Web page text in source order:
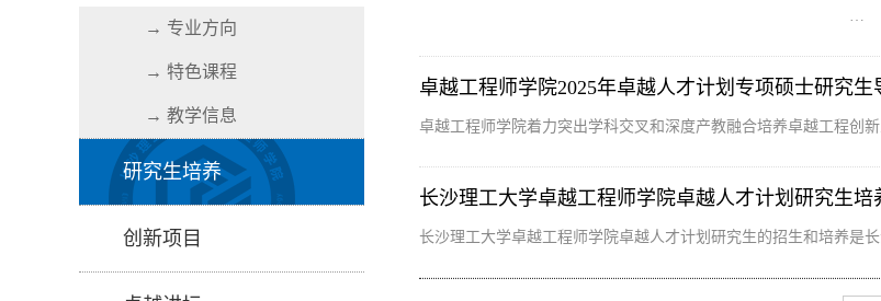
→ 专业方向
→ 特色课程
→ 教学信息
研究生培养
创新项目
…
卓越工程师学院2025年卓越人才计划专项硕士研究生
卓越工程师学院着力突出学科交叉和深度产教融合培养卓越工程创
长沙理工大学卓越工程师学院卓越人才计划研究生培
长沙理工大学卓越工程师学院卓越人才计划研究生的招生和培养是